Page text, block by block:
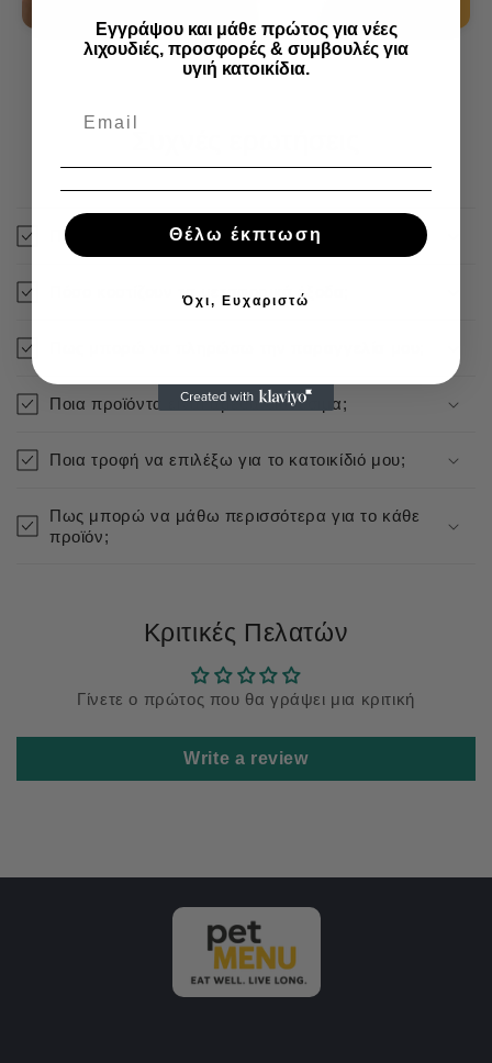
Πόσο γρήγορα αποστέλλεται η παραγγελία μου;
Πόσο κοστίζουν τα μεταφορικά έξοδα;
Ποια προϊόντα είναι άμεσα διαθέσιμα;
Ποια τροφή να επιλέξω για το κατοικίδιό μου;
Πως μπορώ να μάθω περισσότερα για το κάθε
προϊόν;
Κριτικές Πελατών
Γίνετε ο πρώτος που θα γράψει μια κριτική
Write a review
Εγγράψου και μάθε πρώτος για νέες
λιχουδιές, προσφορές & συμβουλές για
υγιή κατοικίδια.
Θέλω έκπτωση
Όχι, Ευχαριστώ